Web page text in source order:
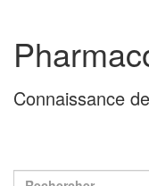
contenu
menu
principal
Connaissance
Rechercher :